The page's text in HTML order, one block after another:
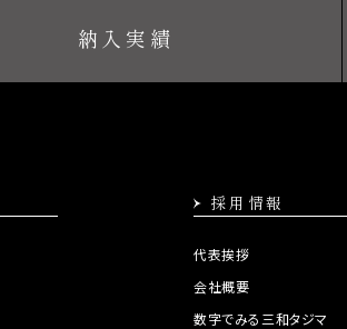
納入実績
採用情報
代表挨拶
会社概要
数字でみる三和タジマ